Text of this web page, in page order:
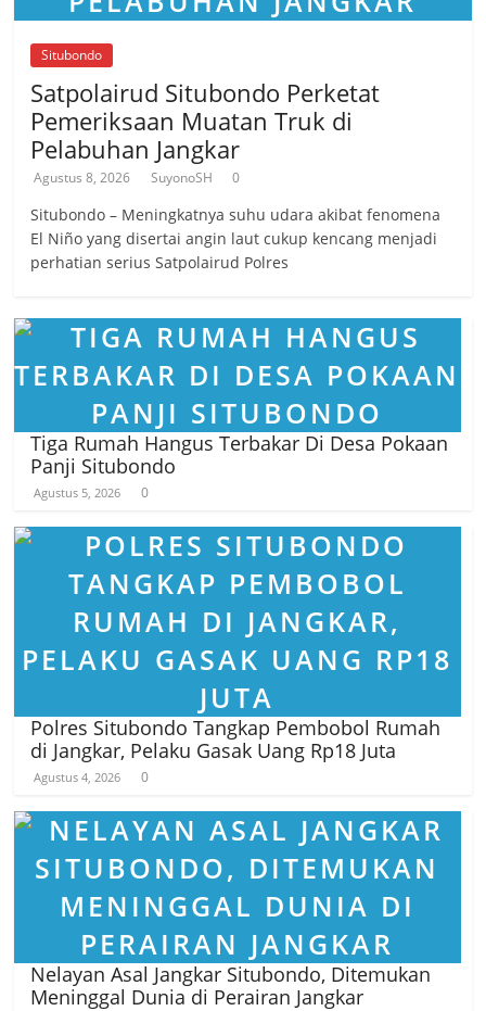
Situbondo
Satpolairud Situbondo Perketat
Pemeriksaan Muatan Truk di
Pelabuhan Jangkar
Agustus 8, 2026 SuyonoSH 0
Situbondo – Meningkatnya suhu udara akibat fenomena
El Niño yang disertai angin laut cukup kencang menjadi
perhatian serius Satpolairud Polres
Tiga Rumah Hangus Terbakar Di Desa Pokaan
Panji Situbondo
Agustus 5, 2026 0
Polres Situbondo Tangkap Pembobol Rumah
di Jangkar, Pelaku Gasak Uang Rp18 Juta
Agustus 4, 2026 0
Nelayan Asal Jangkar Situbondo, Ditemukan
Meninggal Dunia di Perairan Jangkar